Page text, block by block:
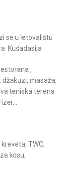
se u letovalištu
Kušadasija
,
masaža,
teniska terena
TWC,
kosu,